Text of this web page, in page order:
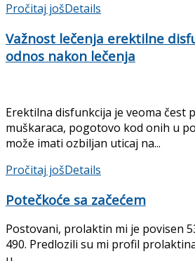
Pročitaj jošDetails
Važnost lečenja erektilne
odnos nakon lečenja
Erektilna disfunkcija je veoma čest
muškaraca, pogotovo kod onih u
može imati ozbiljan uticaj na...
Pročitaj jošDetails
Potečkoće sa začećem
Postovani, prolaktin mi je povisen
490. Predlozili su mi profil